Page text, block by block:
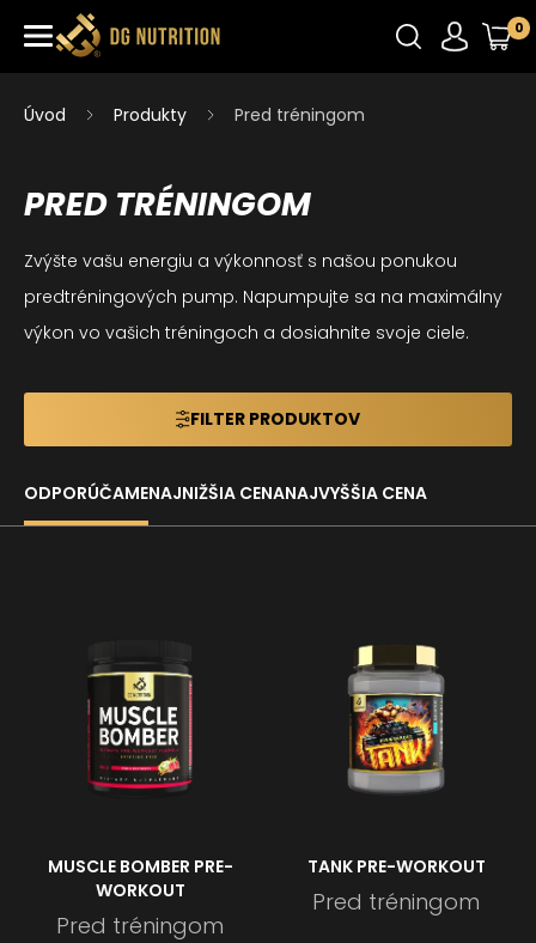
0
Úvod Produkty Pred tréningom
PRED TRÉNINGOM
Zvýšte vašu energiu a výkonnosť s našou ponukou
predtréningových pump. Napumpujte sa na maximálny
výkon vo vašich tréningoch a dosiahnite svoje ciele.
FILTER PRODUKTOV
ODPORÚČAMENAJNIŽŠIA CENANAJVYŠŠIA CENA
MUSCLE BOMBER PRE-
WORKOUT
Pred tréningom
TANK PRE-WORKOUT
Pred tréningom